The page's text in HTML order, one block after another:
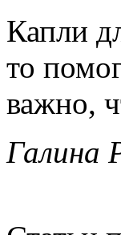
Капли
то
важно,
Галина